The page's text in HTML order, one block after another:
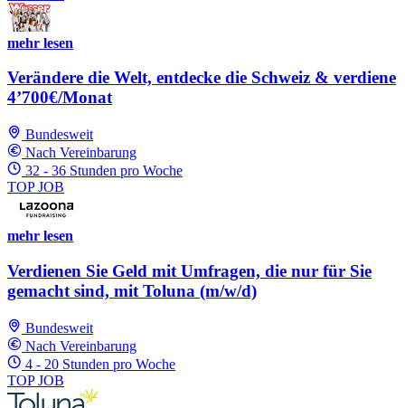
mehr lesen
Verändere die Welt, entdecke die Schweiz & verdiene
4’700€/Monat
Bundesweit
Nach Vereinbarung
32 - 36 Stunden pro Woche
TOP JOB
mehr lesen
Verdienen Sie Geld mit Umfragen, die nur für Sie
gemacht sind, mit Toluna (m/w/d)
Bundesweit
Nach Vereinbarung
4 - 20 Stunden pro Woche
TOP JOB